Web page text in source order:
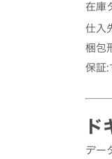
在庫
仕入
梱包
保証:
ド
デー